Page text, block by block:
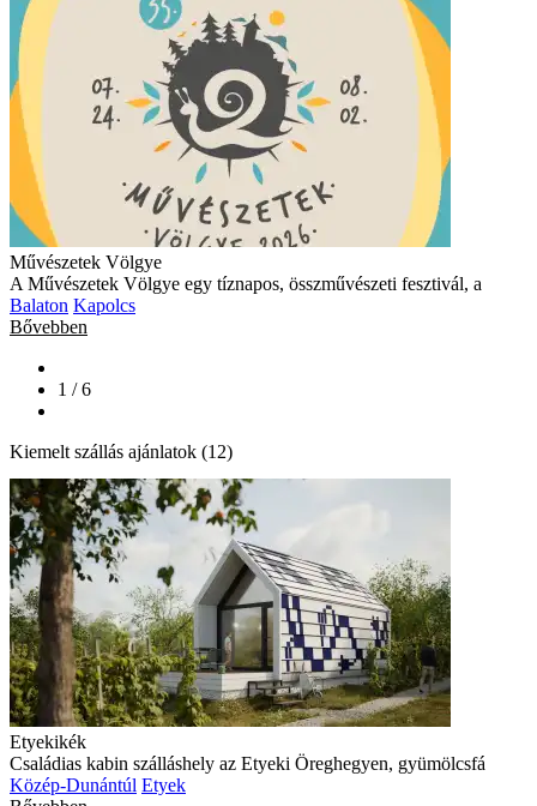
Művészetek Völgye
A Művészetek Völgye egy tíznapos, összművészeti fesztivál, a
Balaton Kapolcs
Bővebben
1 / 6
Kiemelt szállás ajánlatok (12)
Etyekikék
Családias kabin szálláshely az Etyeki Öreghegyen, gyümölcsfá
Közép-Dunántúl Etyek